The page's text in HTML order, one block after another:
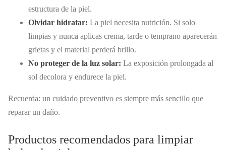
estructura de la piel.
Olvidar hidratar: La piel necesita nutrición. Si solo
limpias y nunca aplicas crema, tarde o temprano aparecerán
grietas y el material perderá brillo.
No proteger de la luz solar: La exposición prolongada al
sol decolora y endurece la piel.
Recuerda: un cuidado preventivo es siempre más sencillo que
reparar un daño.
Productos recomendados para limpiar